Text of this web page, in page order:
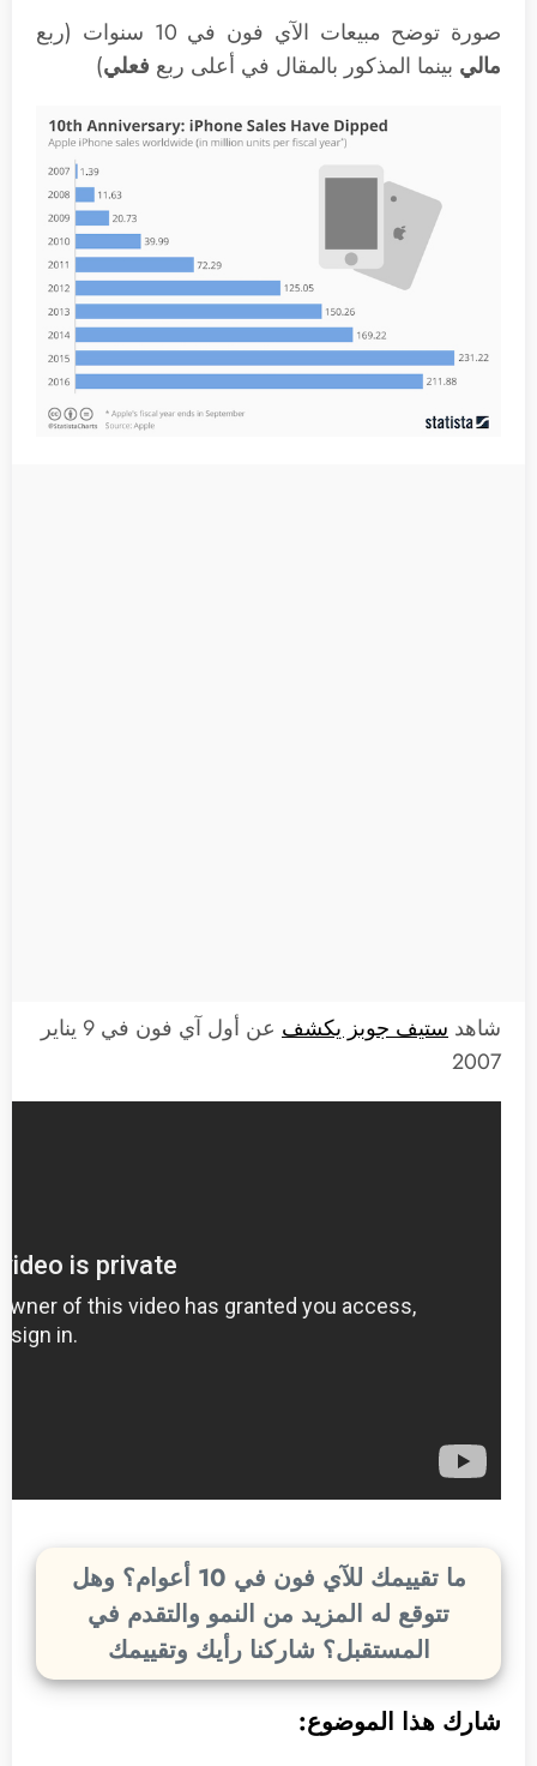
صورة توضح مبيعات الآي فون في 10 سنوات (ربع
مالي بينما المذكور بالمقال في أعلى ربع فعلي)
شاهد ستيف جوبز يكشف
عن أول آي فون في 9 يناير
2007
ما تقييمك للآي فون في 10 أعوام؟ وهل
تتوقع له المزيد من النمو والتقدم في
المستقبل؟ شاركنا رأيك وتقييمك
شارك هذا الموضوع: